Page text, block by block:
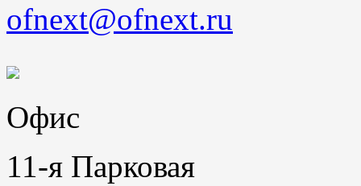
ofnext@ofnext.ru
Офис
11-я Парковая